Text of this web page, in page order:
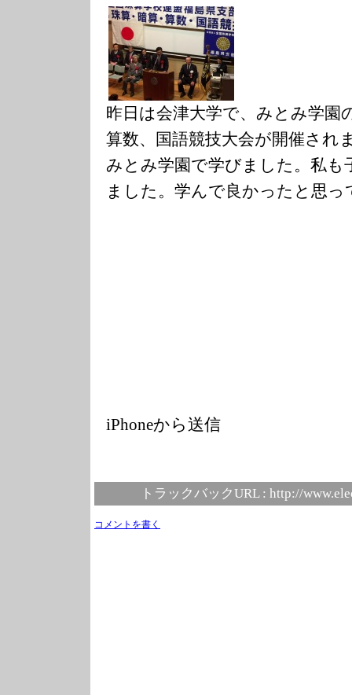
昨日は会津大学で、みとみ学園
算数、国語競技大会が開催され
みとみ学園で学びました。私も
ました。学んで良かったと思っ
iPhoneから送信
トラックバックURL : http://
コメントを書く